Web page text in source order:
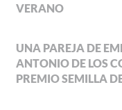
VERANO
UNA PAREJA DE
ANTONIO DE LOS
PREMIO SEMILLA